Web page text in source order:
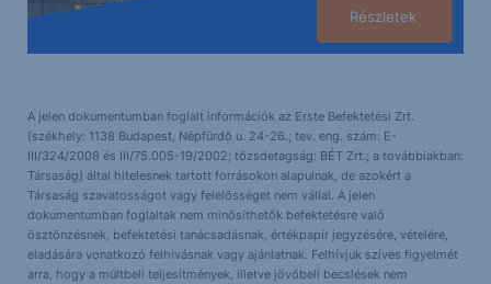
Részletek
A jelen dokumentumban foglalt információk az Erste Befektetési Zrt.
(székhely: 1138 Budapest, Népfürdő u. 24-26.; tev. eng. szám: E-
III/324/2008 és III/75.005-19/2002; tőzsdetagság: BÉT Zrt.; a továbbiakban:
Társaság) által hitelesnek tartott forrásokon alapulnak, de azokért a
Társaság szavatosságot vagy felelősséget nem vállal. A jelen
dokumentumban foglaltak nem minősíthetők befektetésre való
ösztönzésnek, befektetési tanácsadásnak, értékpapír jegyzésére, vételére,
eladására vonatkozó felhívásnak vagy ajánlatnak. Felhívjuk szíves figyelmét
arra, hogy a múltbeli teljesítmények, illetve jövőbeli becslések nem